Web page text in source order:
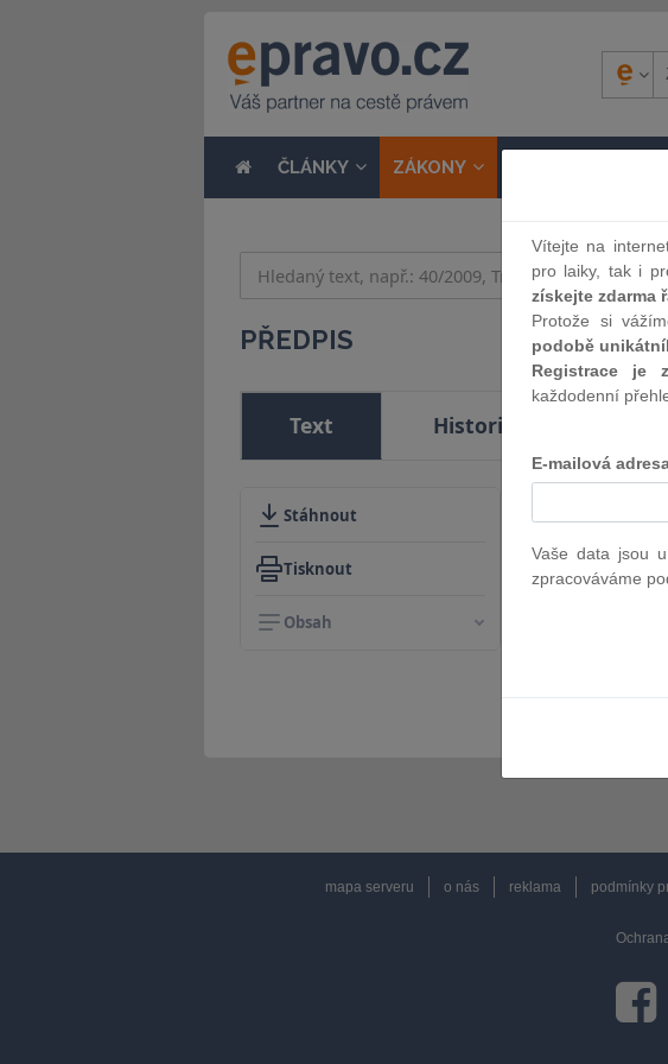
ČLÁNKY ZÁKONY
PŘEDPIS
Text Historie
Stáhnout
Tisknout
Obsah
Znění
mapa serveru o nás reklama podmínky
Vítejte na
pro laiky, tak i
získejte zdarma
Protože si
podobě
Registrace je
každodenní
E-mailová
Vaše data jsou
zpracováváme